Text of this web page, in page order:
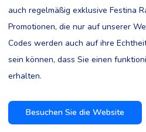
auch regelmäßig exklusive Festina
Promotionen, die nur auf unserer
Codes werden auch auf ihre
sein können, dass Sie einen
erhalten.
Besuchen Sie die Website